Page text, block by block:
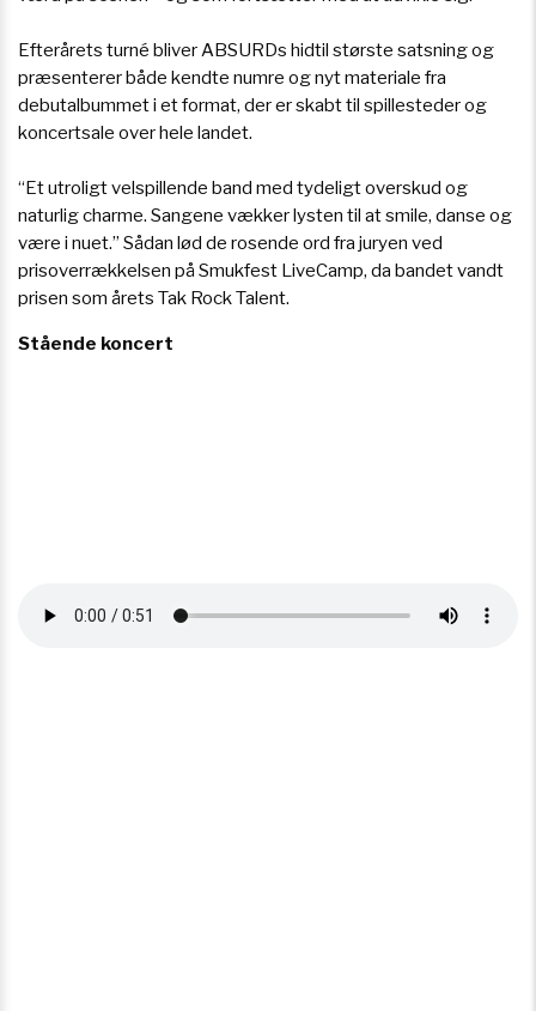
Efterårets turné bliver ABSURDs hidtil største satsning og
præsenterer både kendte numre og nyt materiale fra
debutalbummet i et format, der er skabt til spillesteder og
koncertsale over hele landet.
“Et utroligt velspillende band med tydeligt overskud og
naturlig charme. Sangene vækker lysten til at smile, danse og
være i nuet.” Sådan lød de rosende ord fra juryen ved
prisoverrækkelsen på Smukfest LiveCamp, da bandet vandt
prisen som årets Tak Rock Talent.
Stående koncert